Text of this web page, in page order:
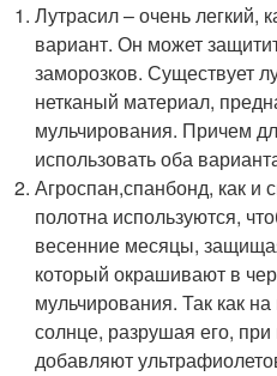
Лутрасил – очень легкий,
вариант. Он может
заморозков. Существует
нетканый материал,
мульчирования. Причем
использовать оба
Агроспан,спанбонд, как
полотна используются,
весенние месяцы,
который окрашивают в
мульчирования. Так как
солнце, разрушая его,
добавляют